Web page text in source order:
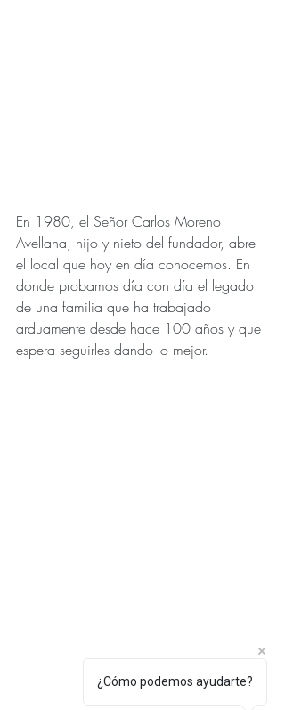
En 1980, el Señor Carlos Moreno
Avellana, hijo y nieto del fundador, abre
el local que hoy en día conocemos. En
donde probamos día con día el legado
de una familia que ha trabajado
arduamente desde hace 100 años y que
espera seguirles dando lo mejor.
¿Cómo podemos ayudarte?